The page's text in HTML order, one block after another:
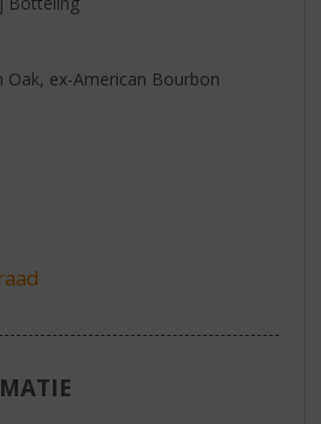
Oak, ex-American Bourbon